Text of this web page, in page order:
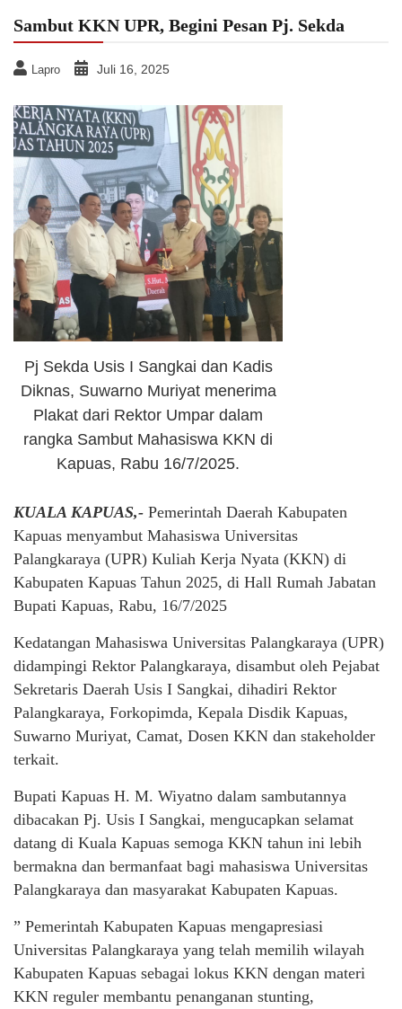
Sambut KKN UPR, Begini Pesan Pj. Sekda
Lapro Juli 16, 2025
Pj Sekda Usis I Sangkai dan Kadis
Diknas, Suwarno Muriyat menerima
Plakat dari Rektor Umpar dalam
rangka Sambut Mahasiswa KKN di
Kapuas, Rabu 16/7/2025.
KUALA KAPUAS,- Pemerintah Daerah Kabupaten
Kapuas menyambut Mahasiswa Universitas
Palangkaraya (UPR) Kuliah Kerja Nyata (KKN) di
Kabupaten Kapuas Tahun 2025, di Hall Rumah Jabatan
Bupati Kapuas, Rabu, 16/7/2025
Kedatangan Mahasiswa Universitas Palangkaraya (UPR)
didampingi Rektor Palangkaraya, disambut oleh Pejabat
Sekretaris Daerah Usis I Sangkai, dihadiri Rektor
Palangkaraya, Forkopimda, Kepala Disdik Kapuas,
Suwarno Muriyat, Camat, Dosen KKN dan stakeholder
terkait.
Bupati Kapuas H. M. Wiyatno dalam sambutannya
dibacakan Pj. Usis I Sangkai, mengucapkan selamat
datang di Kuala Kapuas semoga KKN tahun ini lebih
bermakna dan bermanfaat bagi mahasiswa Universitas
Palangkaraya dan masyarakat Kabupaten Kapuas.
” Pemerintah Kabupaten Kapuas mengapresiasi
Universitas Palangkaraya yang telah memilih wilayah
Kabupaten Kapuas sebagai lokus KKN dengan materi
KKN reguler membantu penanganan stunting,